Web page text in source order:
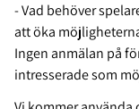
- Vad behöver
att öka
Ingen anmälan på
intresserade som